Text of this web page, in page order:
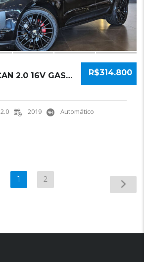
R$314.800
PORSCHE MACAN 2.0 16V GASOLINA 4P AUTOMÁTICO...
2.0 2019 Automático
1 2